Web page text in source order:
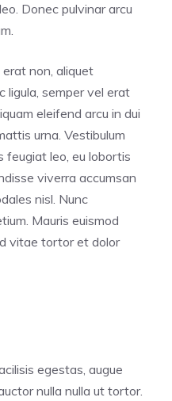
Donec pulvinar arcu
non, aliquet
ligula, semper vel erat
eleifend arcu in dui
urna. Vestibulum
feugiat leo, eu lobortis
viverra accumsan
nisl. Nunc
Mauris euismod
vitae tortor et dolor
egestas, augue
nulla nulla ut tortor.